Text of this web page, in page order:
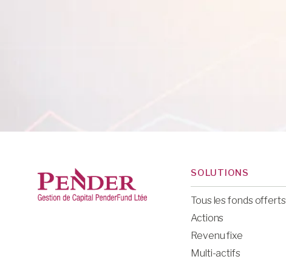
SOLUTIONS
Tous les fonds offerts
Actions
Revenu fixe
Multi-actifs